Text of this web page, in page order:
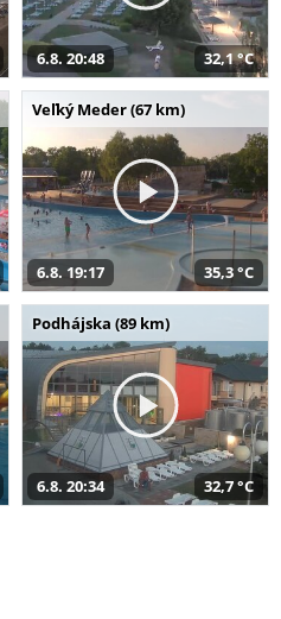
6.8. 20:48 32,1 °C
Veľký Meder (67 km)
6.8. 19:17 35,3 °C
Podhájska (89 km)
6.8. 20:34 32,7 °C